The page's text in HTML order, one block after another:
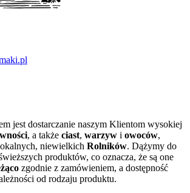
jest dostarczanie naszym Klientom wysokiej
, a także ciast, warzyw i owoców,
niewielkich Rolników. Dążymy do
produktów, co oznacza, że są one
zgodnie z zamówieniem, a dostępność
od rodzaju produktu.